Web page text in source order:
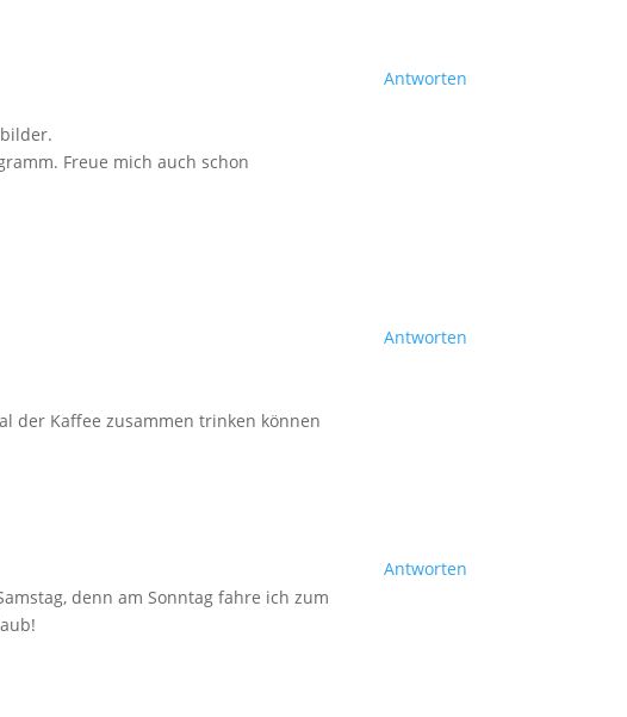
Freue mich auch schon
Antworten
der Kaffee zusammen trinken können
Antworten
denn am Sonntag fahre ich zum
Antworten